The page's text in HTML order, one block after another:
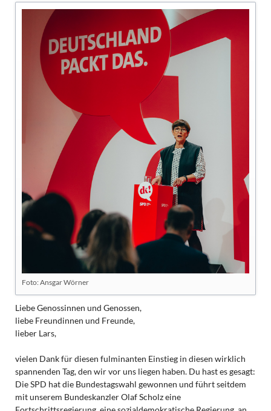
Foto: Ansgar Wörner
Liebe Genossinnen und Genossen,
liebe Freundinnen und Freunde,
lieber Lars,
vielen Dank für diesen fulminanten Einstieg in diesen wirklich
spannenden Tag, den wir vor uns liegen haben. Du hast es gesagt:
Die SPD hat die Bundestagswahl gewonnen und führt seitdem
mit unserem Bundeskanzler Olaf Scholz eine